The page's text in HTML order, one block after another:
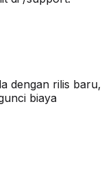
dengan rilis baru,
biaya